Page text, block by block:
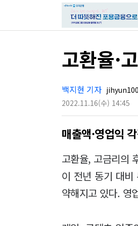
고환율·
백지현 기자
2022.11.16(수) 14:45
매출액·영업익
고환율, 고금리의
이 전년 동기 대비
약해지고 있다. 영